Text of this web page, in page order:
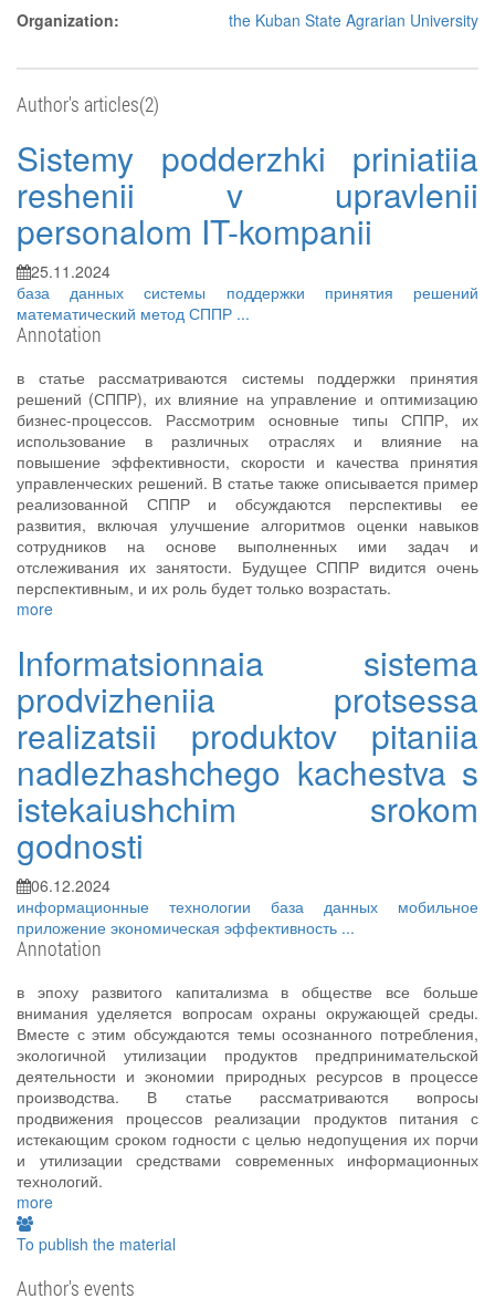
Organization: the Kuban State Agrarian University
Author's articles(2)
Sistemy podderzhki priniatiia
reshenii v upravlenii
personalom IT-kompanii
25.11.2024
база данныхсистемы поддержки принятия решений
математический метод СППР ...
Annotation
в статье рассматриваются системы поддержки принятия
решений (СППР), их влияние на управление и оптимизацию
бизнес-процессов. Рассмотрим основные типы СППР, их
использование в различных отраслях и влияние на
повышение эффективности, скорости и качества принятия
управленческих решений. В статье также описывается пример
реализованной СППР и обсуждаются перспективы ее
развития, включая улучшение алгоритмов оценки навыков
сотрудников на основе выполненных ими задач и
отслеживания их занятости. Будущее СППР видится очень
перспективным, и их роль будет только возрастать.
more
Informatsionnaia sistema
prodvizheniia protsessa
realizatsii produktov pitaniia
nadlezhashchego kachestva s
istekaiushchim srokom
godnosti
06.12.2024
информационные технологии база данных мобильное
приложение экономическая эффективность ...
Annotation
в эпоху развитого капитализма в обществе все больше
внимания уделяется вопросам охраны окружающей среды.
Вместе с этим обсуждаются темы осознанного потребления,
экологичной утилизации продуктов предпринимательской
деятельности и экономии природных ресурсов в процессе
производства. В статье рассматриваются вопросы
продвижения процессов реализации продуктов питания с
истекающим сроком годности с целью недопущения их порчи
и утилизации средствами современных информационных
технологий.
more
To publish the material
Author's events